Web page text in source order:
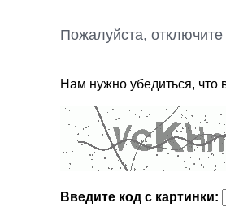
Пожалуйста,
Нам нужно убедиться, что
Введите код с картинки: